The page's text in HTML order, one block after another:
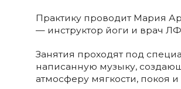
Практику проводит Мария
— инструктор йоги и врач
Занятия проходят под
написанную музыку,
атмосферу мягкости, покоя и